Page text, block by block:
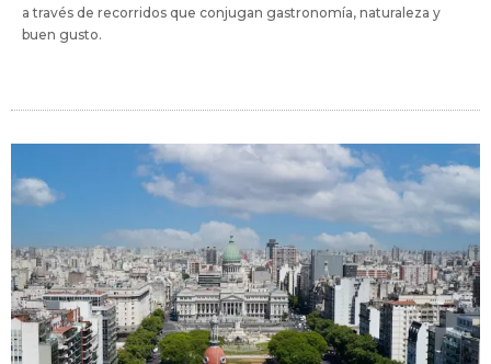
a través de recorridos que conjugan gastronomía, naturaleza y
buen gusto.